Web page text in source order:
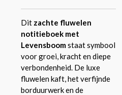
Dit zachte fluwelen
notitieboek met
Levensboomstaat symbool
voor groei, kracht en diepe
verbondenheid. De luxe
fluwelen kaft, het verfijnde
borduurwerk en de